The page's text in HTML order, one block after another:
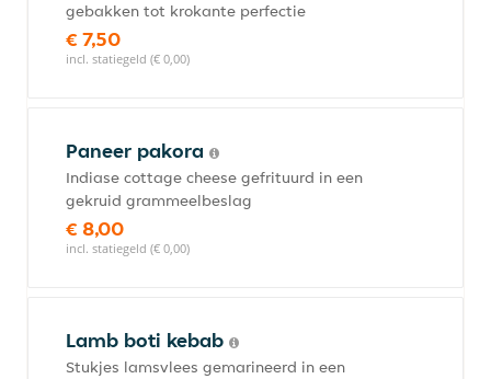
gebakken tot krokante perfectie
€ 7,50
incl. statiegeld (€ 0,00)
Paneer pakora
Indiase cottage cheese gefrituurd in een
gekruid grammeelbeslag
€ 8,00
incl. statiegeld (€ 0,00)
Lamb boti kebab
Stukjes lamsvlees gemarineerd in een